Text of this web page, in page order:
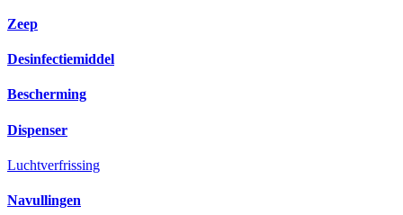
Zeep
Desinfectiemiddel
Bescherming
Dispenser
Luchtverfrissing
Navullingen